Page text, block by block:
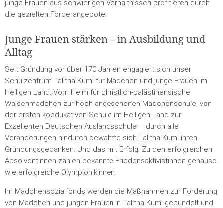
junge Frauen aus schwierigen Verhältnissen profitieren durch
die gezielten Förderangebote.
Junge Frauen stärken – in Ausbildung und
Alltag
Seit Gründung vor über 170 Jahren engagiert sich unser
Schulzentrum Talitha Kumi für Mädchen und junge Frauen im
Heiligen Land. Vom Heim für christlich-palästinensische
Waisenmädchen zur hoch angesehenen Mädchenschule, von
der ersten koedukativen Schule im Heiligen Land zur
Exzellenten Deutschen Auslandsschule – durch alle
Veränderungen hindurch bewahrte sich Talitha Kumi ihren
Gründungsgedanken. Und das mit Erfolg! Zu den erfolgreichen
Absolventinnen zählen bekannte Friedensaktivistinnen genauso
wie erfolgreiche Olympionikinnen.
Im Mädchensozialfonds werden die Maßnahmen zur Förderung
von Mädchen und jungen Frauen in Talitha Kumi gebündelt und